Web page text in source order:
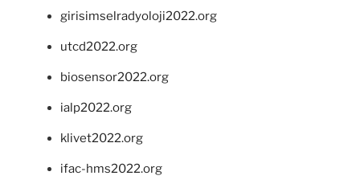
girisimselradyoloji2022.org
utcd2022.org
biosensor2022.org
ialp2022.org
klivet2022.org
ifac-hms2022.org